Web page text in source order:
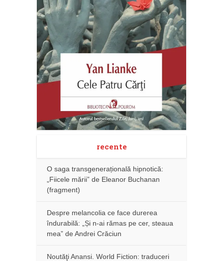
recente
O saga transgenerațională hipnotică:
„Fiicele mării” de Eleanor Buchanan
(fragment)
Despre melancolia ce face durerea
îndurabilă: „Și n-ai rămas pe cer, steaua
mea” de Andrei Crăciun
Noutăţi Anansi. World Fiction: traduceri